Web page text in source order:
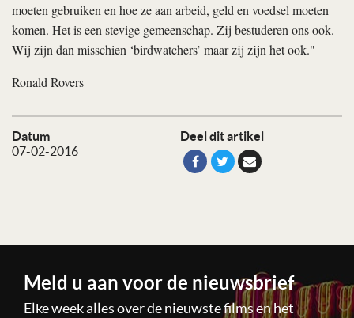
Datum
07-02-2016
Deel dit artikel
moeten gebruiken en hoe ze aan arbeid, geld en voedsel moeten
komen. Het is een stevige gemeenschap. Zij bestuderen ons ook.
Wij zijn dan misschien ‘birdwatchers’ maar zij zijn het ook."
Ronald Rovers
Meld u aan voor de nieuwsbrief
Elke week alles over de nieuwste films en het